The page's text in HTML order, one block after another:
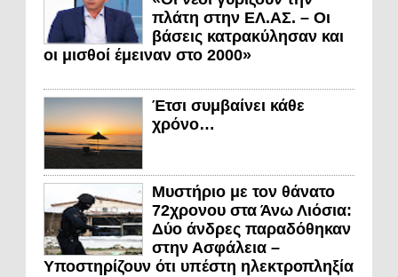
πλάτη στην ΕΛ.ΑΣ. – Οι
βάσεις κατρακύλησαν και
οι μισθοί έμειναν στο 2000»
Έτσι συμβαίνει κάθε
χρόνο…
Μυστήριο με τον θάνατο
72χρονου στα Άνω Λιόσια:
Δύο άνδρες παραδόθηκαν
στην Ασφάλεια –
Υποστηρίζουν ότι υπέστη ηλεκτροπληξία